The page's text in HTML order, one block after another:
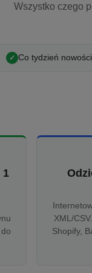
Wszystko czego
Co tydzień nowości
1
XML/
Shopify,